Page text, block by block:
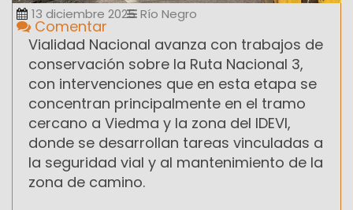
13 diciembre 2025 Río Negro
Comentar
Vialidad Nacional avanza con trabajos de
conservación sobre la Ruta Nacional 3,
con intervenciones que en esta etapa se
concentran principalmente en el tramo
cercano a Viedma y la zona del IDEVI,
donde se desarrollan tareas vinculadas a
la seguridad vial y al mantenimiento de la
zona de camino.